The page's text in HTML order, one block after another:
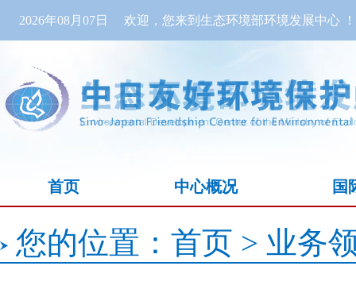
2026年08月07日 欢迎，您来到生态环境部环境发展中心 ！
首页 中心概况 国
您的位置： 首页 > 业务